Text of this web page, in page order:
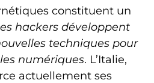
constituent un
hackers développent
techniques pour
numériques. L’Italie,
actuellement ses